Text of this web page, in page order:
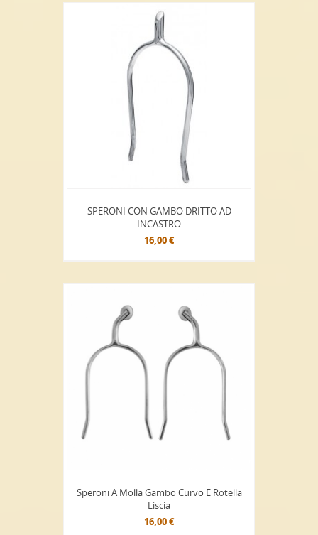
SPERONI CON GAMBO DRITTO AD
INCASTRO
16,00 €
Speroni A Molla Gambo Curvo E Rotella
Liscia
16,00 €